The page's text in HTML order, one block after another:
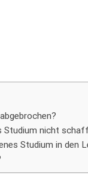
Studium nicht
Studium in den